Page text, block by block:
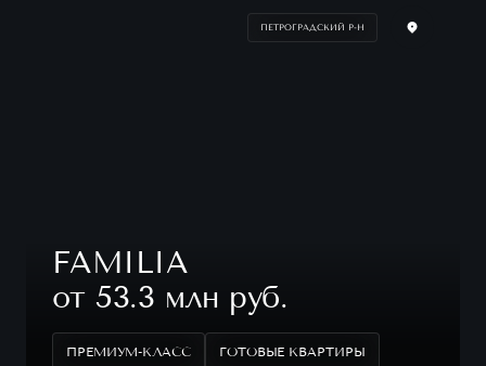
ПЕТРОГРАДСКИЙ Р-Н
FAMILIA
от 53.3 млн руб.
ПРЕМИУМ-КЛАСС ГОТОВЫЕ КВАРТИРЫ